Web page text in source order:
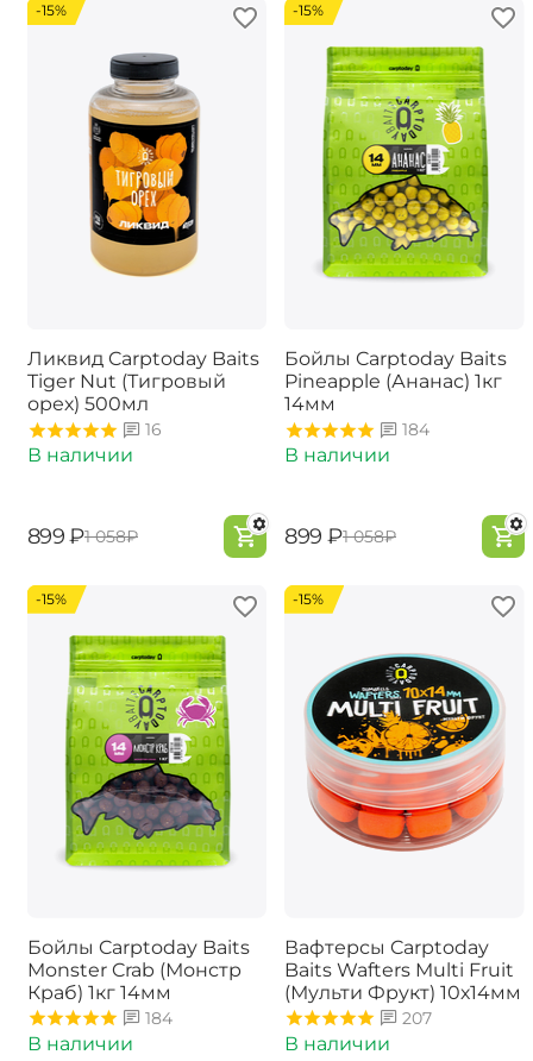
-15%
Ликвид Carptoday Baits
Tiger Nut (Тигровый
орех) 500мл
16
В наличии
‍899‍ ₽‍1 058‍₽
-15%
Бойлы Carptoday Baits
Pineapple (Ананас) 1кг
14мм
184
В наличии
‍899‍ ₽‍1 058‍₽
-15%
Бойлы Carptoday Baits
Monster Crab (Монстр
Краб) 1кг 14мм
184
В наличии
-15%
Вафтерсы Carptoday
Baits Wafters Multi Fruit
(Мульти Фрукт) 10х14мм
207
В наличии